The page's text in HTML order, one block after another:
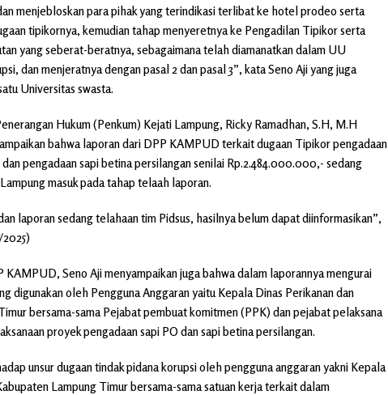
menjebloskan para pihak yang terindikasi terlibat ke hotel prodeo serta
tipikornya, kemudian tahap menyeretnya ke Pengadilan Tipikor serta
yang seberat-beratnya, sebagaimana telah diamanatkan dalam UU
dan menjeratnya dengan pasal 2 dan pasal 3”, kata Seno Aji yang juga
Universitas swasta.
Hukum (Penkum) Kejati Lampung, Ricky Ramadhan, S.H, M.H
bahwa laporan dari DPP KAMPUD terkait dugaan Tipikor pengadaan
pengadaan sapi betina persilangan senilai Rp.2.484.000.000,- sedang
masuk pada tahap telaah laporan.
laporan sedang telahaan tim Pidsus, hasilnya belum dapat diinformasikan”,
Seno Aji menyampaikan juga bahwa dalam laporannya mengurai
digunakan oleh Pengguna Anggaran yaitu Kepala Dinas Perikanan dan
bersama-sama Pejabat pembuat komitmen (PPK) dan pejabat pelaksana
proyek pengadaan sapi PO dan sapi betina persilangan.
unsur dugaan tindak pidana korupsi oleh pengguna anggaran yakni Kepala
Lampung Timur bersama-sama satuan kerja terkait dalam